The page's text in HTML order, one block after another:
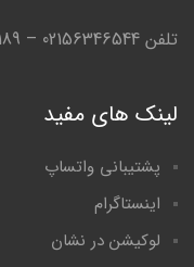
تلفن 02156346544 – 09364468189 – 09125236176
لینک های مفید
پشتیبانی واتساپ
اینستاگرام
لوکیشن در نشان